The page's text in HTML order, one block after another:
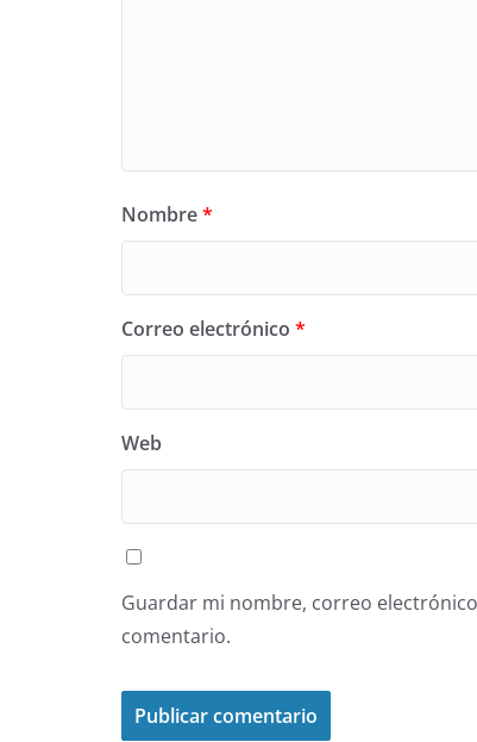
Nombre*
Correo electrónico *
Web
Guardar mi nombre, correo
comentario.